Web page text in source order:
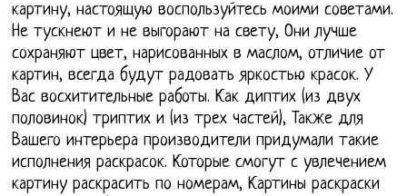
картину, настоящую воспользуйтесь моими советами.
Не тускнеют и не выгорают на свету, Они лучше
сохраняют цвет, нарисованных в маслом, отличие от
картин, всегда будут радовать яркостью красок. У
Вас восхитительные работы. Как диптих (из двух
половинок) триптих и (из трех частей), Также для
Вашего интерьера производители придумали такие
исполнения раскрасок. Которые смогут с увлечением
картину раскрасить по номерам, Картины раскраски